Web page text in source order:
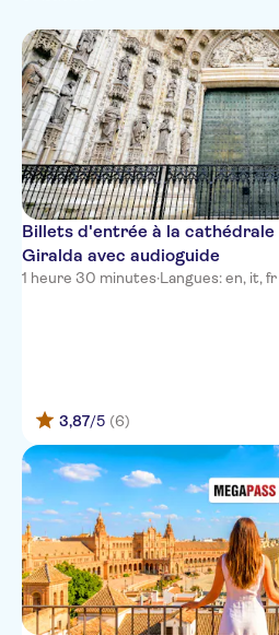
Japonais
Coréen
Chinois
Billets d'entrée à la cathédrale
Giralda avec audioguide
1 heure 30 minutes·Langues: en, it, fr
3,87/5 (6)